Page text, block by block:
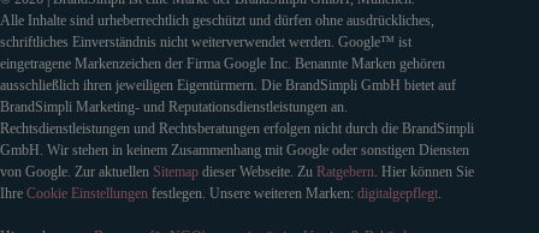
Alle Inhalte sind urheberrechtlich geschützt und dürfen ohne ausdrückliches,
schriftliches Einverständnis nicht weiterverwendet werden. Google™ ist
eingetragene Markenzeichen der Firma Google Inc. Benannte Marken gehören
ausschließlich ihren jeweiligen Eigentürmern. Die BrandSimpli GmbH bietet auf
BrandSimpli Marketing- und Reputationsdienstleistungen an.
Rechtsdienstleistungen und Rechtsberatungen erfolgen nicht durch die BrandSimpli
GmbH. Wir stehen in keinem Zusammenhang mit Google oder sonstigen Diensten
von Google. Zur aktuellen Sitemap dieser Webseite. Zu Ratgebern . Hier können Sie
Ihre Cookie Einstellungen festlegen. Unsere weiteren Marken: digitalgepflegt